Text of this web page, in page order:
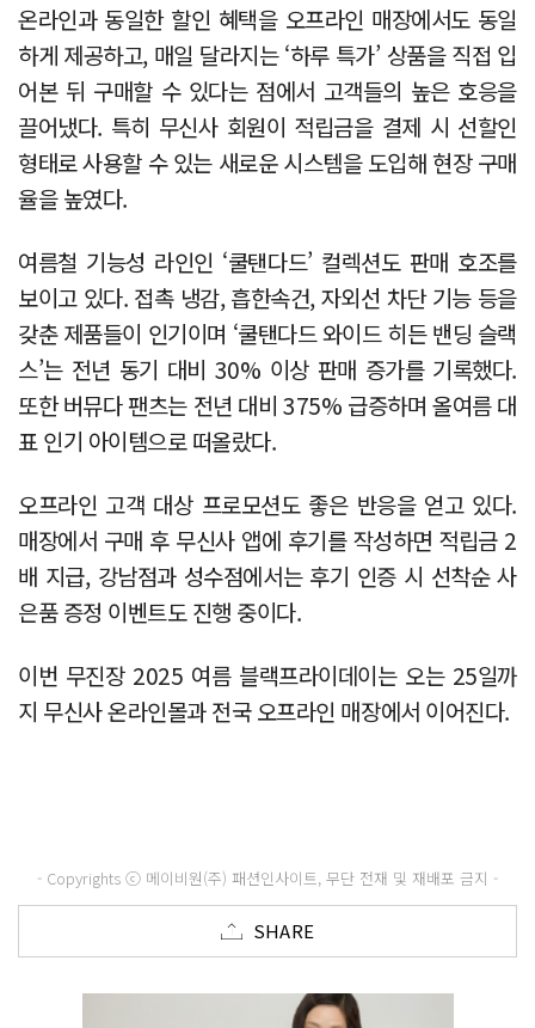
온라인과 동일한 할인 혜택을 오프라인 매장에서도 동일
하게 제공하고, 매일 달라지는 ‘하루 특가’ 상품을 직접 입
어본 뒤 구매할 수 있다는 점에서 고객들의 높은 호응을
끌어냈다. 특히 무신사 회원이 적립금을 결제 시 선할인
형태로 사용할 수 있는 새로운 시스템을 도입해 현장 구매
율을 높였다.
여름철 기능성 라인인 ‘쿨탠다드’ 컬렉션도 판매 호조를
보이고 있다. 접촉 냉감, 흡한속건, 자외선 차단 기능 등을
갖춘 제품들이 인기이며 ‘쿨탠다드 와이드 히든 밴딩 슬랙
스’는 전년 동기 대비 30% 이상 판매 증가를 기록했다.
또한 버뮤다 팬츠는 전년 대비 375% 급증하며 올여름 대
표 인기 아이템으로 떠올랐다.
오프라인 고객 대상 프로모션도 좋은 반응을 얻고 있다.
매장에서 구매 후 무신사 앱에 후기를 작성하면 적립금 2
배 지급, 강남점과 성수점에서는 후기 인증 시 선착순 사
은품 증정 이벤트도 진행 중이다.
이번 무진장 2025 여름 블랙프라이데이는 오는 25일까
지 무신사 온라인몰과 전국 오프라인 매장에서 이어진다.
- Copyrights ⓒ 메이비원(주) 패션인사이트, 무단 전재 및 재배포 금지 -
SHARE